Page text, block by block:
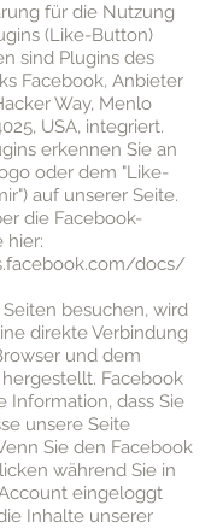
für die Nutzung
(Like-Button)
sind Plugins des
Facebook, Anbieter
Way, Menlo
USA, integriert.
erkennen Sie an
oder dem "Like-
auf unserer Seite.
die Facebook-
hier:
docs/
besuchen, wird
direkte Verbindung
und dem
Facebook
Information, dass Sie
unsere Seite
Sie den Facebook
während Sie in
eingeloggt
Inhalte unserer